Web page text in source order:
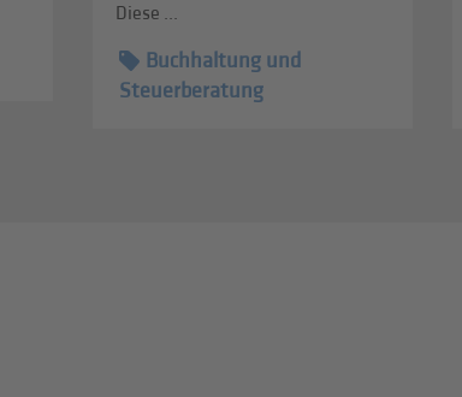
Diese ...
Buchhaltung und
Steuerberatung